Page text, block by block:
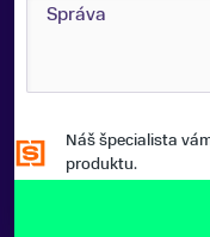
Náš špecialista
produktu.